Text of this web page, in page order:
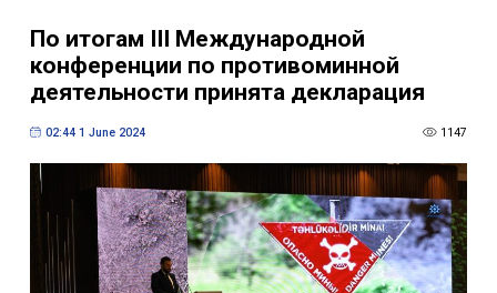
По итогам III Международной
конференции по противоминной
деятельности принята декларация
02:44 1 June 2024 1147